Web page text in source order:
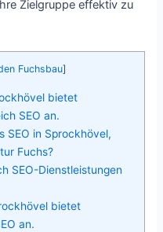
Zielgruppe effektiv zu
Fuchsbau]
bietet
SEO an.
SEO in Sprockhövel,
Fuchs?
SEO-Dienstleistungen
bietet
an.